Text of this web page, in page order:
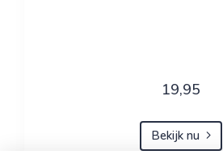
19,95
Bekijk nu